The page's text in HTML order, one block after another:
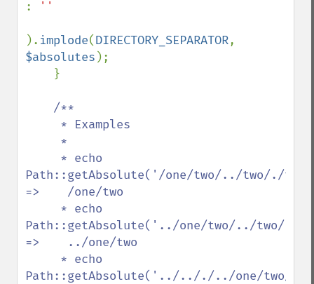
: ''
). implode(DIRECTORY_SEPARATOR
$absolutes );
/**
Path::getAbsolute('/one/two/../two/./
=>    /one/two
Path::getAbsolute('../one/two/../two/
=>    ../one/two
Path::getAbsolute('../.././../one/two/